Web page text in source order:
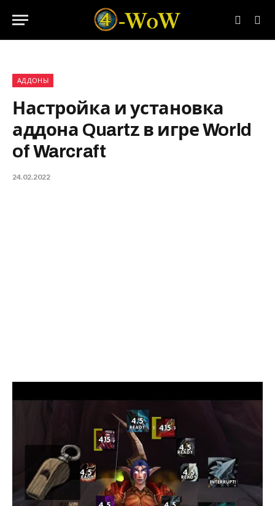
АДДОНЫ
Настройка и установка
аддона Quartz в игре World
of Warcraft
24.02.2022